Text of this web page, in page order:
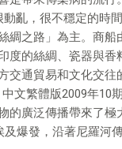
亂，很不穩定的時
綢之路」為主。商
度的絲綢、瓷器與香
交通貿易和文化交
文繁體版2009年10期
廣泛傳播帶來了極
爆發，沿著尼羅河